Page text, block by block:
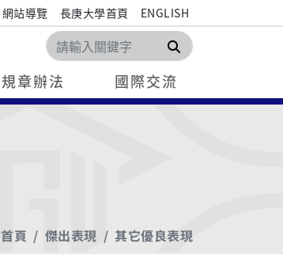
網站導覽 長庚大學首頁 ENGLISH
搜尋
規章辦法 國際交流
首頁 傑出表現 其它優良表現